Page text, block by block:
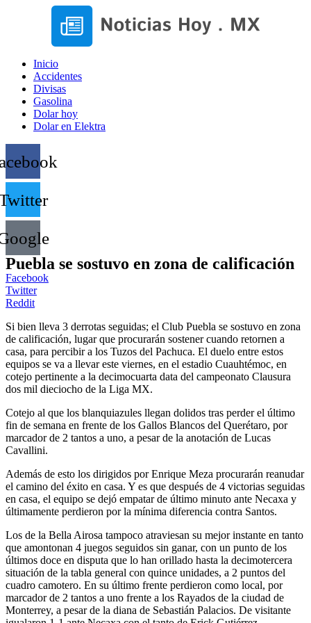
Inicio
Accidentes
Divisas
Gasolina
Dolar hoy
Dolar en Elektra
Puebla se sostuvo en zona de calificación
Facebook
Twitter
Reddit
Si bien lleva 3 derrotas seguidas; el Club Puebla se sostuvo en zona
de calificación, lugar que procurarán sostener cuando retornen a
casa, para percibir a los Tuzos del Pachuca. El duelo entre estos
equipos se va a llevar este viernes, en el estadio Cuauhtémoc, en
cotejo pertinente a la decimocuarta data del campeonato Clausura
dos mil dieciocho de la Liga MX.
Cotejo al que los blanquiazules llegan dolidos tras perder el último
fin de semana en frente de los Gallos Blancos del Querétaro, por
marcador de 2 tantos a uno, a pesar de la anotación de Lucas
Cavallini.
Además de esto los dirigidos por Enrique Meza procurarán reanudar
el camino del éxito en casa. Y es que después de 4 victorias seguidas
en casa, el equipo se dejó empatar de último minuto ante Necaxa y
últimamente perdieron por la mínima diferencia contra Santos.
Los de la Bella Airosa tampoco atraviesan su mejor instante en tanto
que amontonan 4 juegos seguidos sin ganar, con un punto de los
últimos doce en disputa que lo han orillado hasta la decimotercera
situación de la tabla general con quince unidades, a 2 puntos del
cuadro camotero. En su último frente perdieron como local, por
marcador de 2 tantos a uno frente a los Rayados de la ciudad de
Monterrey, a pesar de la diana de Sebastián Palacios. De visitante